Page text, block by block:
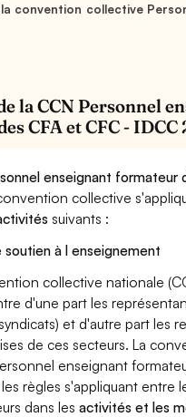
la convention collective
la CCN Personnel
CFA et CFC - IDCC
enseignant formateur
collective
suivants :
à l enseignement
collective nationale
d'une part les
et d'autre part les
de ces secteurs. La
enseignant
règles s'appliquant entre
dans lesactivités et les